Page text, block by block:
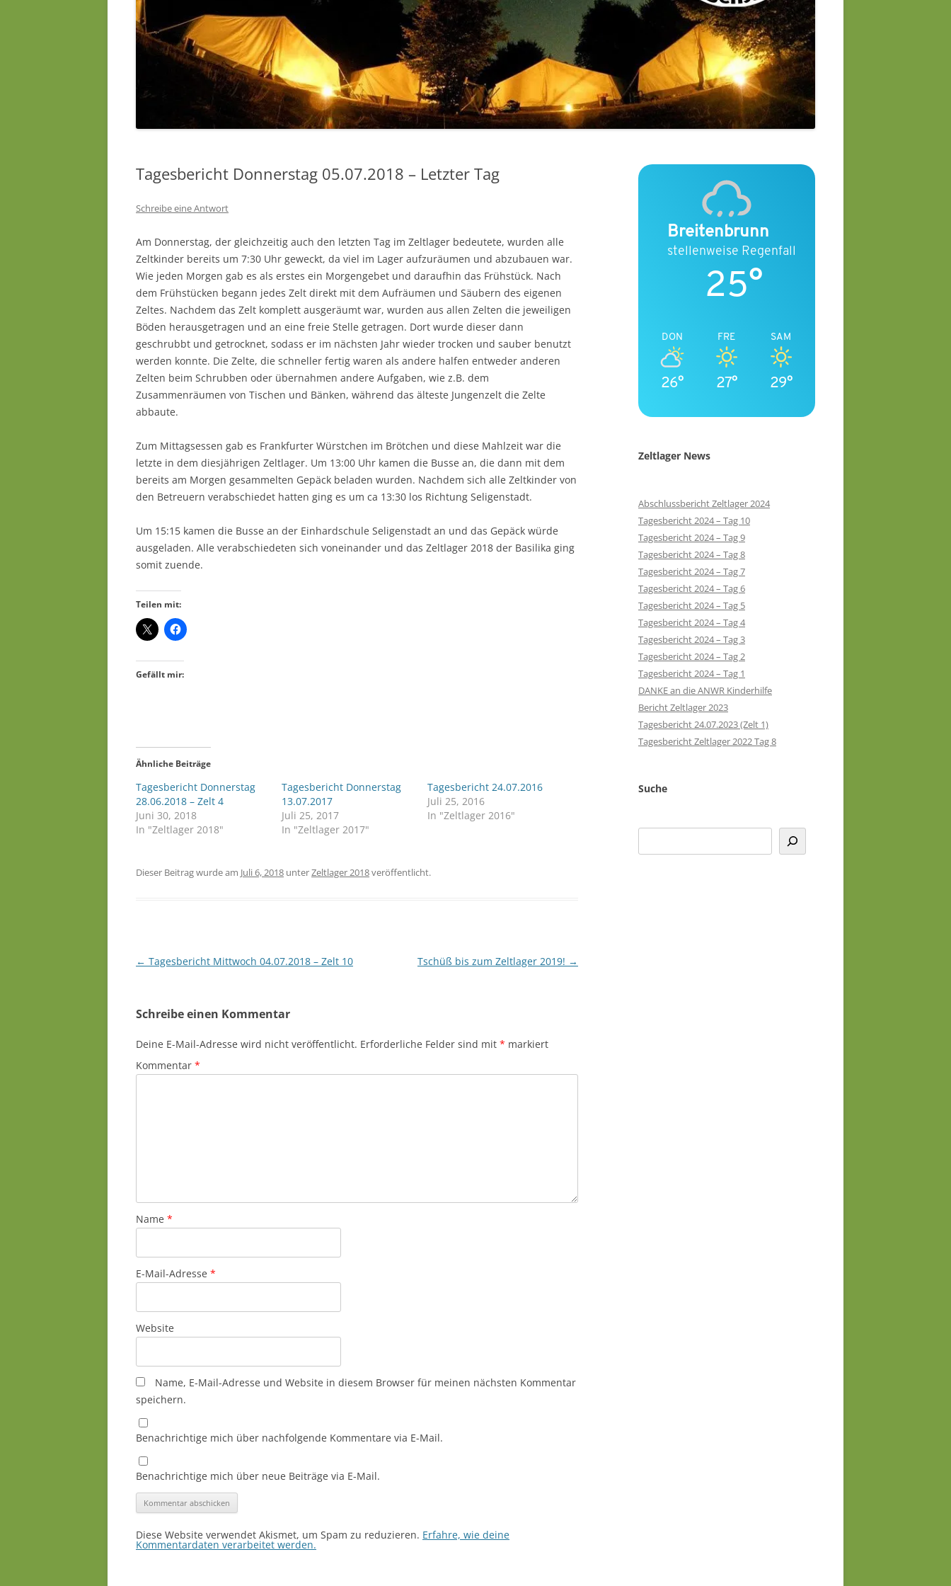
Tagesbericht Donnerstag 05.07.2018 – Letzter Tag
Schreibe eine Antwort
Am Donnerstag, der gleichzeitig auch den letzten Tag im Zeltlager bedeutete, wurden alle
Zeltkinder bereits um 7:30 Uhr geweckt, da viel im Lager aufzuräumen und abzubauen war.
Wie jeden Morgen gab es als erstes ein Morgengebet und daraufhin das Frühstück. Nach
dem Frühstücken begann jedes Zelt direkt mit dem Aufräumen und Säubern des eigenen
Zeltes. Nachdem das Zelt komplett ausgeräumt war, wurden aus allen Zelten die jeweiligen
Böden herausgetragen und an eine freie Stelle getragen. Dort wurde dieser dann
geschrubbt und getrocknet, sodass er im nächsten Jahr wieder trocken und sauber benutzt
werden konnte. Die Zelte, die schneller fertig waren als andere halfen entweder anderen
Zelten beim Schrubben oder übernahmen andere Aufgaben, wie z.B. dem
Zusammenräumen von Tischen und Bänken, während das älteste Jungenzelt die Zelte
abbaute.
Zum Mittagsessen gab es Frankfurter Würstchen im Brötchen und diese Mahlzeit war die
letzte in dem diesjährigen Zeltlager. Um 13:00 Uhr kamen die Busse an, die dann mit dem
bereits am Morgen gesammelten Gepäck beladen wurden. Nachdem sich alle Zeltkinder von
den Betreuern verabschiedet hatten ging es um ca 13:30 los Richtung Seligenstadt.
Um 15:15 kamen die Busse an der Einhardschule Seligenstadt an und das Gepäck würde
ausgeladen. Alle verabschiedeten sich voneinander und das Zeltlager 2018 der Basilika ging
somit zuende.
Teilen mit:
Gefällt mir:
Ähnliche Beiträge
Tagesbericht Donnerstag
28.06.2018 – Zelt 4
Juni 30, 2018
In "Zeltlager 2018"
Tagesbericht Donnerstag
13.07.2017
Juli 25, 2017
In "Zeltlager 2017"
Tagesbericht 24.07.2016
Juli 25, 2016
In "Zeltlager 2016"
Dieser Beitrag wurde am Juli 6, 2018 unterZeltlager 2018veröffentlicht.
Beitragsnavigation
← Tagesbericht Mittwoch 04.07.2018 – Zelt 10 Tschüß bis zum Zeltlager 2019! →
Schreibe einen Kommentar
Deine E-Mail-Adresse wird nicht veröffentlicht. Erforderliche Felder sind mit * markiert
Kommentar *
Name *
E-Mail-Adresse *
Website
Name, E-Mail-Adresse und Website in diesem Browser für meinen nächsten Kommentar
speichern.
Benachrichtige mich über nachfolgende Kommentare via E-Mail.
Benachrichtige mich über neue Beiträge via E-Mail.
Diese Website verwendet Akismet, um Spam zu reduzieren. Erfahre, wie deine
Kommentardaten verarbeitet werden.
Breitenbrunn
stellenweise Regenfall
25°
DON
26°
FRE
27°
SAM
29°
Zeltlager News
Abschlussbericht Zeltlager 2024
Tagesbericht 2024 – Tag 10
Tagesbericht 2024 – Tag 9
Tagesbericht 2024 – Tag 8
Tagesbericht 2024 – Tag 7
Tagesbericht 2024 – Tag 6
Tagesbericht 2024 – Tag 5
Tagesbericht 2024 – Tag 4
Tagesbericht 2024 – Tag 3
Tagesbericht 2024 – Tag 2
Tagesbericht 2024 – Tag 1
DANKE an die ANWR Kinderhilfe
Bericht Zeltlager 2023
Tagesbericht 24.07.2023 (Zelt 1)
Tagesbericht Zeltlager 2022 Tag 8
Suche